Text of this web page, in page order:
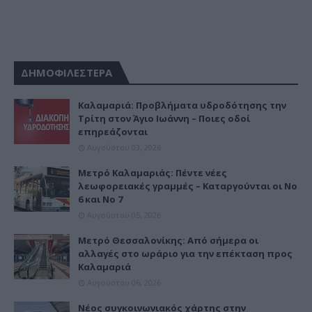
ΔΗΜΟΦΙΛΕΣΤΕΡΑ
Καλαμαριά: Προβλήματα υδροδότησης την
Τρίτη στον Άγιο Ιωάννη – Ποιες οδοί
επηρεάζονται
Μετρό Καλαμαριάς: Πέντε νέες
λεωφορειακές γραμμές – Καταργούνται οι Νο
6 και Νο 7
Μετρό Θεσσαλονίκης: Από σήμερα οι
αλλαγές στο ωράριο για την επέκταση προς
Καλαμαριά
Νέος συγκοινωνιακός χάρτης στην